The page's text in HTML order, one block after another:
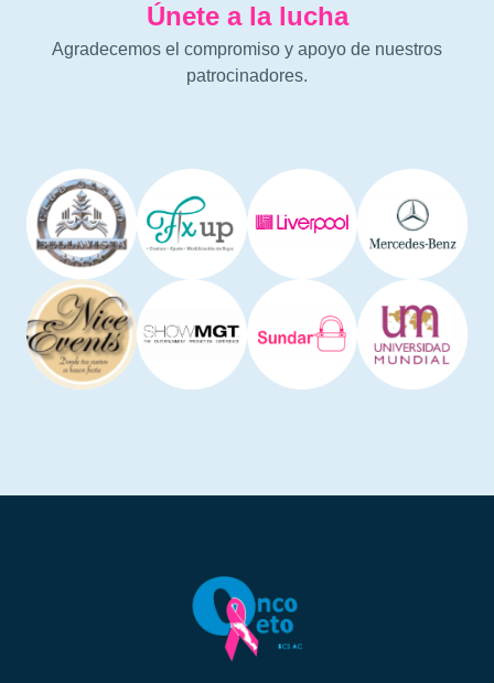
Únete a la lucha
Agradecemos el compromiso y apoyo de nuestros
patrocinadores.